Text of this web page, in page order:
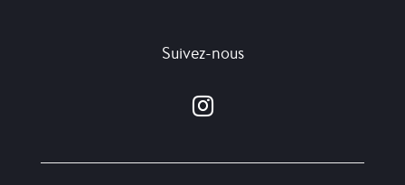
Suivez-nous